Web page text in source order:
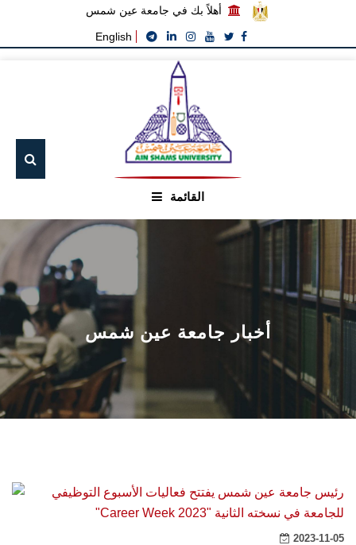
أهلاً بك في جامعة عين شمس
English
القائمة
الرئيسيـة
عن الجامعة
القطاعـات
الشئون الأكاديمية
البحث العلمي
المراكز والوحدات
أخبار جامعة عين شمس
2023-11-05